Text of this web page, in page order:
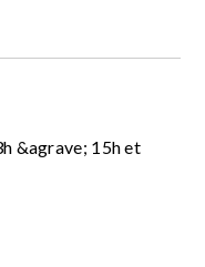
&agrave; 15h et